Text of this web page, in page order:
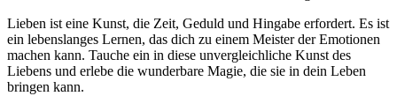
Lieben ist eine Kunst, die Zeit, Geduld und Hingabe erfordert. Es ist
ein lebenslanges Lernen, das dich zu einem Meister der Emotionen
machen kann. Tauche ein in diese unvergleichliche Kunst des
Liebens und erlebe die wunderbare Magie, die sie in dein Leben
bringen kann.